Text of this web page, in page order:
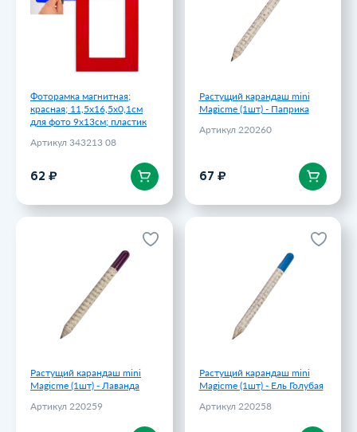
Фоторамка магнитная;
красная; 11,5х16,5х0,1см
для фото 9х13см; пластик
Артикул 343213 08
62 ₽
62 ₽
Растущий карандаш mini
Magicme (1шт) - Паприка
Артикул 220260
67 ₽
Растущий карандаш mini
Magicme (1шт) - Лаванда
Артикул 220259
Растущий карандаш mini
Magicme (1шт) - Лаванда
Артикул 220259
Растущий карандаш mini
Magicme (1шт) - Ель Голубая
Артикул 220258
Растущий карандаш mini
Magicme (1шт) - Ель Голубая
Артикул 220258